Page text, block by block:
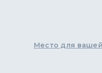
Место для